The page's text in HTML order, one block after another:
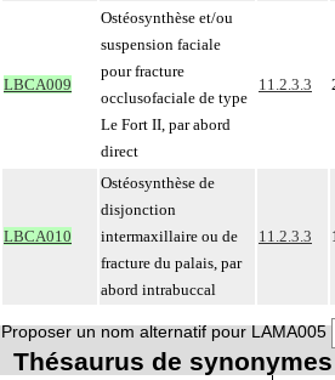
LBCA009
Ostéosynthèse et/ou
suspension faciale
pour fracture
occlusofaciale de type
Le Fort II, par abord
direct
11.2.3.3
LBCA010
Ostéosynthèse de
disjonction
intermaxillaire ou de
fracture du palais, par
abord intrabuccal
11.2.3.3
Proposer un nom alternatif pour LAMA005
Thésaurus de